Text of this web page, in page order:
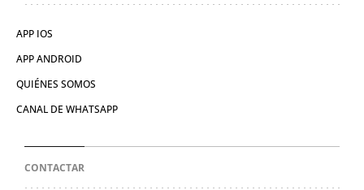
APP IOS
APP ANDROID
QUIÉNES SOMOS
CANAL DE WHATSAPP
CONTACTAR